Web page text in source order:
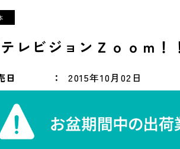
レビジョンＺｏｏｍ！
日 2015年10月02日